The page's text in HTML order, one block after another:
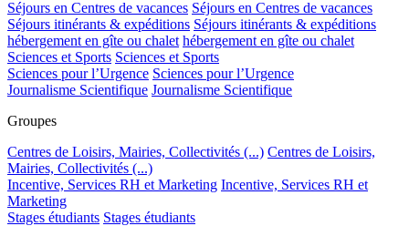
Séjours en Centres de vacances Séjours en Centres de vacances
Séjours itinérants & expéditions Séjours itinérants & expéditions
hébergement en gîte ou chalet hébergement en gîte ou chalet
Sciences et Sports Sciences et Sports
Sciences pour l’Urgence Sciences pour l’Urgence
Journalisme Scientifique Journalisme Scientifique
Groupes
Centres de Loisirs, Mairies, Collectivités (...) Centres de Loisirs,
Mairies, Collectivités (...)
Incentive, Services RH et Marketing Incentive, Services RH et
Marketing
Stages étudiants Stages étudiants